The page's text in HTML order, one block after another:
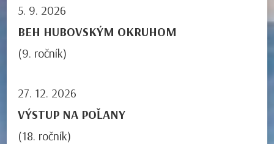
5. 9. 2026
BEH HUBOVSKÝM OKRUHOM
(9. ročník)
27. 12. 2026
VÝSTUP NA POĽANY
(18. ročník)